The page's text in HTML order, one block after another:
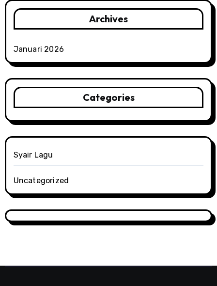
Archives
Januari 2026
Categories
Syair Lagu
Uncategorized